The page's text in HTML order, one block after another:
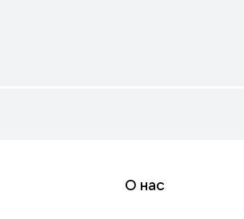
О нас